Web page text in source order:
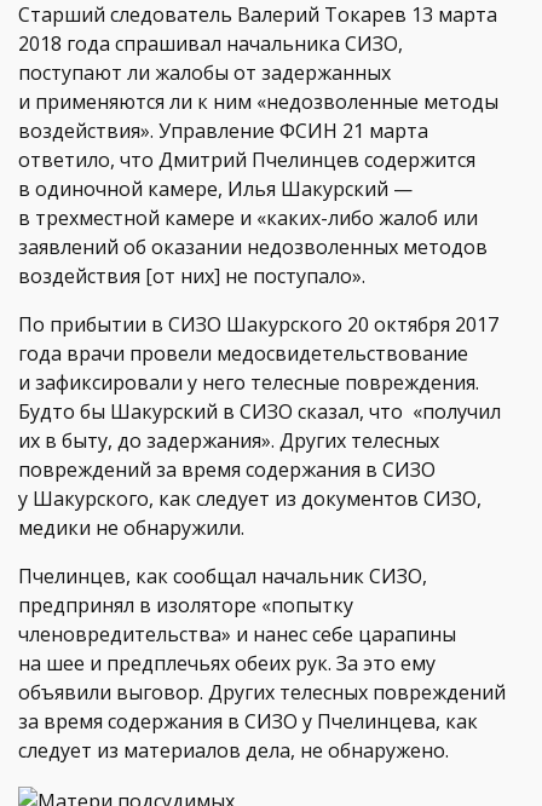
Старший следователь Валерий Токарев 13 марта
2018 года спрашивал начальника СИЗО,
поступают ли жалобы от задержанных
и применяются ли к ним «недозволенные методы
воздействия». Управление ФСИН 21 марта
ответило, что Дмитрий Пчелинцев содержится
в одиночной камере, Илья Шакурский —
в трехместной камере и «каких-либо жалоб или
заявлений об оказании недозволенных методов
воздействия [от них] не поступало».
По прибытии в СИЗО Шакурского 20 октября 2017
года врачи провели медосвидетельствование
и зафиксировали у него телесные повреждения.
Будто бы Шакурский в СИЗО сказал, что «получил
их в быту, до задержания». Других телесных
повреждений за время содержания в СИЗО
у Шакурского, как следует из документов СИЗО,
медики не обнаружили.
Пчелинцев, как сообщал начальник СИЗО,
предпринял в изоляторе «попытку
членовредительства» и нанес себе царапины
на шее и предплечьях обеих рук. За это ему
объявили выговор. Других телесных повреждений
за время содержания в СИЗО у Пчелинцева, как
следует из материалов дела, не обнаружено.